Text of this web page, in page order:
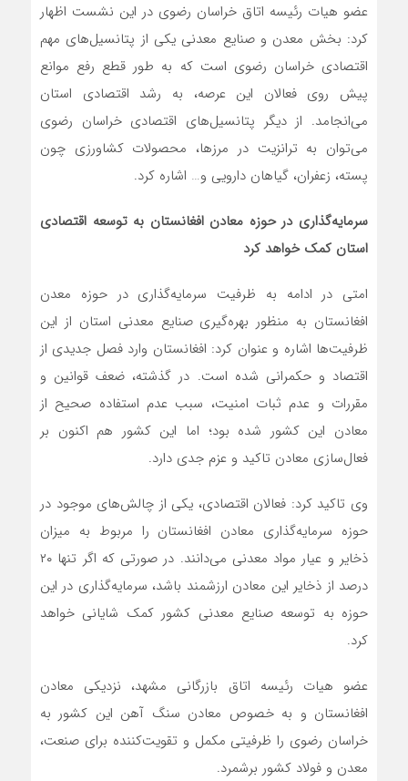
عضو هیات رئیسه اتاق خراسان رضوی در این نشست اظهار
کرد: بخش معدن و صنایع معدنی یکی از پتانسیل‌های مهم
اقتصادی خراسان رضوی است که به طور قطع رفع موانع
پیش روی فعالان این عرصه، به رشد اقتصادی استان
می‌انجامد. از دیگر پتانسیل‌های اقتصادی خراسان رضوی
می‌توان به ترانزیت در مرزها، محصولات کشاورزی چون
پسته، زعفران، گیاهان دارویی و… اشاره کرد.
سرمایه‌گذاری در حوزه معادن افغانستان به توسعه اقتصادی
استان کمک خواهد کرد
امتی در ادامه به ظرفیت سرمایه‌گذاری در حوزه معدن
افغانستان به منظور بهره‌گیری صنایع معدنی استان از این
ظرفیت‌ها اشاره و عنوان کرد: افغانستان وارد فصل جدیدی از
اقتصاد و حکمرانی شده است. در گذشته، ضعف قوانین و
مقررات و عدم ثبات امنیت، سبب عدم استفاده صحیح از
معادن این کشور شده بود؛ اما این کشور هم اکنون بر
فعال‌سازی معادن تاکید و عزم جدی دارد.
وی تاکید کرد: فعالان اقتصادی، یکی از چالش‌های موجود در
حوزه سرمایه‌گذاری معادن افغانستان را مربوط به میزان
ذخایر و عیار مواد معدنی می‌دانند. در صورتی که اگر تنها ۲۰
درصد از ذخایر این معادن ارزشمند باشد، سرمایه‌گذاری در این
حوزه به توسعه صنایع معدنی کشور کمک شایانی خواهد
کرد.
عضو هیات رئیسه اتاق بازرگانی مشهد، نزدیکی معادن
افغانستان و به خصوص معادن سنگ آهن این کشور به
خراسان رضوی را ظرفیتی مکمل و تقویت‌کننده برای صنعت،
معدن و فولاد کشور برشمرد.